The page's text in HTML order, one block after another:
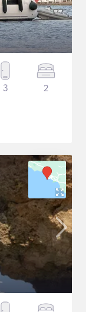
3 2